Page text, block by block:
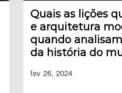
Quais as lições
e arquitetura
quando
da história do
fev 26, 2024